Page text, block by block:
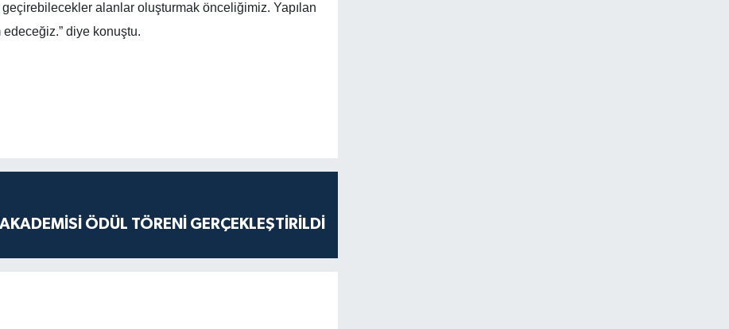
geçirebilecekler alanlar oluşturmak önceliğimiz. Yapılan
diye konuştu.
ÖDÜL TÖRENİ GERÇEKLEŞTİRİLDİ